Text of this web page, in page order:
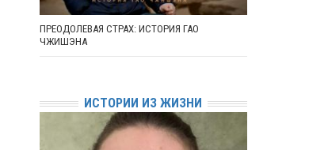
ПРЕОДОЛЕВАЯ СТРАХ: ИСТОРИЯ ГАО
ЧЖИШЭНА
ИСТОРИИ ИЗ ЖИЗНИ